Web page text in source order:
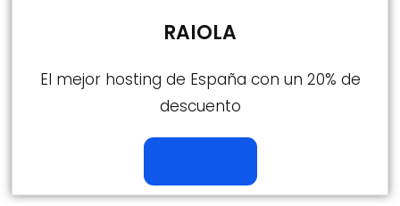
RAIOLA
El mejor hosting de España con un 20% de
descuento